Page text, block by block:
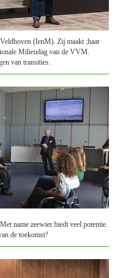
(IenM). Zij maakt ;haar
Milieudag van de VVM.
van transities.
name zeewier biedt veel potentie.
de toekomst?